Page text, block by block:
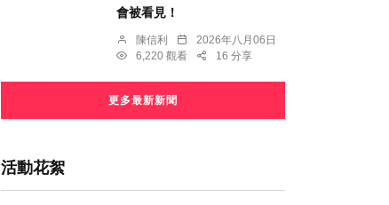
會被看見！
陳信利
2026年八月06日
6,220 觀看
16 分享
更多最新新聞
活動花絮